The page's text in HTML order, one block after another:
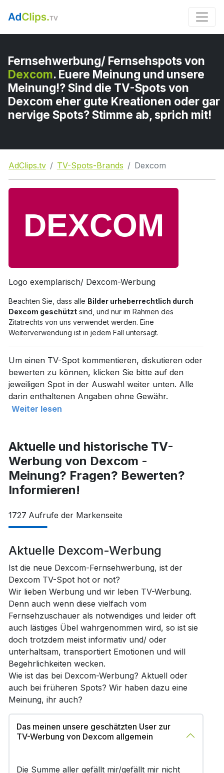
Fernsehwerbung/ Fernsehspots von
Dexcom. Euere Meinung und unsere
Meinung!? Sind die TV-Spots von
Dexcom eher gute Kreationen oder gar
nervige Spots? Stimme ab, sprich mit!
AdClips.tv TV-Spots-Brands Dexcom
Logo exemplarisch/ Dexcom-Werbung
Beachten Sie, dass alle Bilder urheberrechtlich durch
Dexcom geschütztsind, und nur im Rahmen des
Zitatrechts von uns verwendet werden. Eine
Weiterverwendung ist in jedem Fall untersagt.
Um einen TV-Spot kommentieren, diskutieren oder
bewerten zu können, klicken Sie bitte auf den
jeweiligen Spot in der Auswahl weiter unten. Alle
darin enthaltenen Angaben ohne Gewähr.
Weiter lesen
Aktuelle und historische TV-
Werbung von Dexcom -
Meinung? Fragen? Bewerten?
Informieren!
1727 Aufrufe der Markenseite
Aktuelle Dexcom-Werbung
Ist die neue Dexcom-Fernsehwerbung, ist der
Dexcom TV-Spot hot or not?
Wir lieben Werbung und wir leben TV-Werbung.
Denn auch wenn diese vielfach vom
Fernsehzuschauer als notwendiges und leider oft
auch lästiges Übel wahrgenommen wird, so ist sie
doch trotzdem meist informativ und/ oder
unterhaltsam, transportiert Emotionen und will
Begehrlichkeiten wecken.
Wie ist das bei Dexcom-Werbung? Aktuell oder
auch bei früheren Spots? Wir haben dazu eine
Meinung, ihr auch?
Das meinen unsere geschätzten User zur
TV-Werbung von Dexcom allgemein
Die Summe aller gefällt mir/gefällt mir nicht